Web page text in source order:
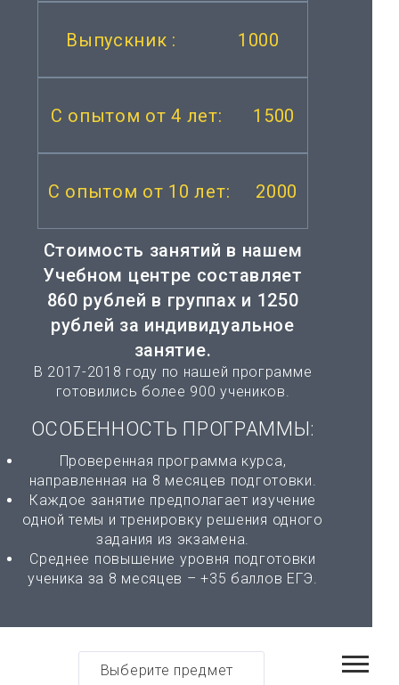
1000
1500
2000
Стоимость занятий в нашем
Учебном центре составляет
860 рублей в группах и 1250
рублей за индивидуальное
занятие.
В 2017-2018 году по нашей программе
готовились более 900 учеников.
ОСОБЕННОСТЬ ПРОГРАММЫ:
Проверенная программа курса,
направленная на 8 месяцев подготовки.
Каждое занятие предполагает изучение
одной темы и тренировку решения одного
задания из экзамена.
Среднее повышение уровня подготовки
ученика за 8 месяцев – +35 баллов ЕГЭ.
Выберите предмет